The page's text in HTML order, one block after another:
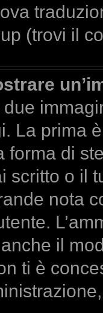
(trovi il
La prima
forma di
scritto o il
nota
il
ti è